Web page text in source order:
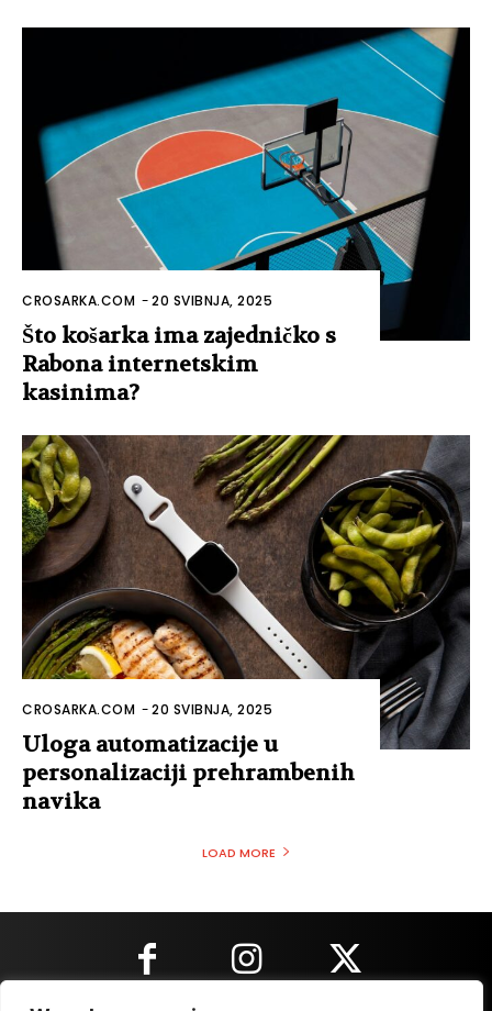
CROSARKA.COM -20 SVIBNJA, 2025
Što košarka ima zajedničko s
Rabona internetskim
kasinima?
CROSARKA.COM -20 SVIBNJA, 2025
Uloga automatizacije u
personalizaciji prehrambenih
navika
LOAD MORE